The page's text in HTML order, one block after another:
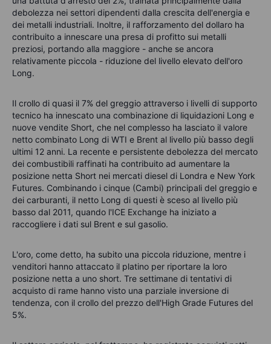
debolezza nei settori dipendenti dalla crescita dell'energia e
dei metalli industriali. Inoltre, il rafforzamento del dollaro ha
contribuito a innescare una presa di profitto sui metalli
preziosi, portando alla maggiore - anche se ancora
relativamente piccola - riduzione del livello elevato dell'oro
Long.
Il crollo di quasi il 7% del greggio attraverso i livelli di supporto
tecnico ha innescato una combinazione di liquidazioni Long e
nuove vendite Short, che nel complesso ha lasciato il valore
netto combinato Long di WTI e Brent al livello più basso degli
ultimi 12 anni. La recente e persistente debolezza del mercato
dei combustibili raffinati ha contribuito ad aumentare la
posizione netta Short nei mercati diesel di Londra e New York
Futures. Combinando i cinque (Cambi) principali del greggio e
dei carburanti, il netto Long di questi è sceso al livello più
basso dal 2011, quando l'ICE Exchange ha iniziato a
raccogliere i dati sul Brent e sul gasolio.
L'oro, come detto, ha subito una piccola riduzione, mentre i
venditori hanno attaccato il platino per riportare la loro
posizione netta a uno short. Tre settimane di tentativi di
acquisto di rame hanno visto una parziale inversione di
tendenza, con il crollo del prezzo dell'High Grade Futures del
5%.